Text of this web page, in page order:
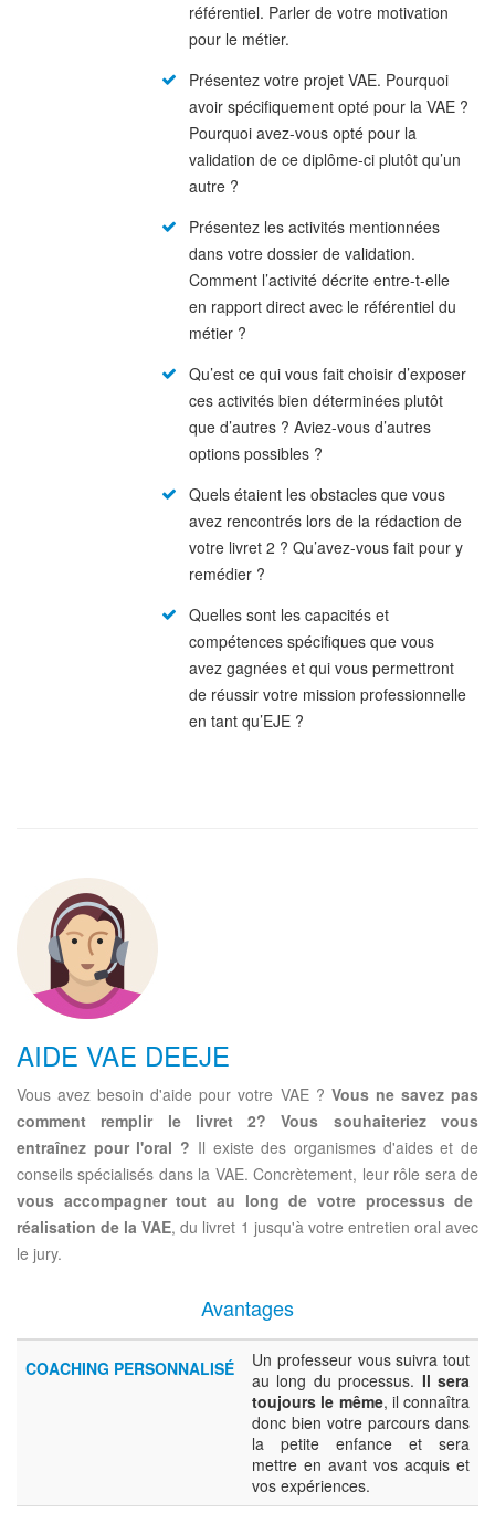
référentiel. Parler de votre motivation
pour le métier.
Présentez votre projet VAE. Pourquoi
avoir spécifiquement opté pour la VAE ?
Pourquoi avez-vous opté pour la
validation de ce diplôme-ci plutôt qu’un
autre ?
Présentez les activités mentionnées
dans votre dossier de validation.
Comment l’activité décrite entre-t-elle
en rapport direct avec le référentiel du
métier ?
Qu’est ce qui vous fait choisir d’exposer
ces activités bien déterminées plutôt
que d’autres ? Aviez-vous d’autres
options possibles ?
Quels étaient les obstacles que vous
avez rencontrés lors de la rédaction de
votre livret 2 ? Qu’avez-vous fait pour y
remédier ?
Quelles sont les capacités et
compétences spécifiques que vous
avez gagnées et qui vous permettront
de réussir votre mission professionnelle
en tant qu’EJE ?
AIDE VAE DEEJE
Vous avez besoin d'aide pour votre VAE ? Vous ne savez pas
comment remplir le livret 2?
Vous souhaiteriez vous
entraînez pour l'oral ? Il existe des organismes d'aides et de
conseils spécialisés dans la VAE. Concrètement, leur rôle sera de
vous accompagner tout au long de votre processus de
réalisation de la VAE, du livret 1 jusqu'à votre entretien oral avec
le jury.
Avantages
COACHING PERSONNALISÉ
Un professeur vous suivra tout
au long du processus. Il sera
toujours le même, il connaîtra
donc bien votre parcours dans
la petite enfance et sera
mettre en avant vos acquis et
vos expériences.